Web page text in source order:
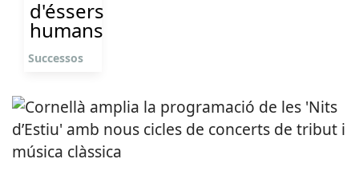
d'éssers
humans
Successos